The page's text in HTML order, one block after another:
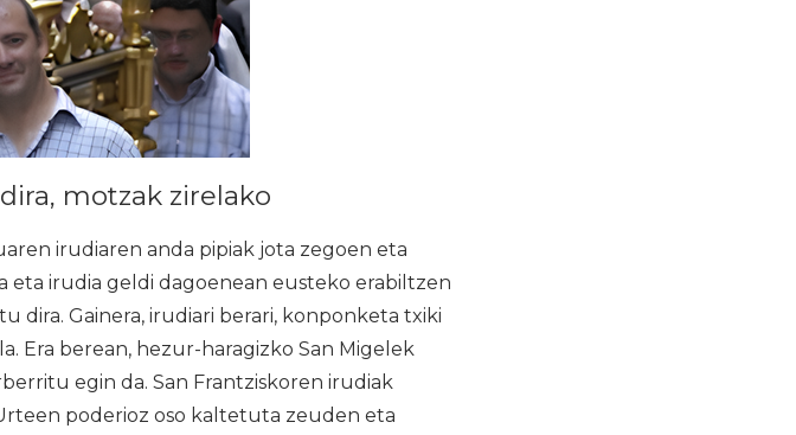
motzak zirelako
irudiaren anda pipiak jota zegoen eta
irudia geldi dagoenean eusteko erabiltzen
Gainera, irudiari berari, konponketa txiki
Era berean, hezur-haragizko San Migelek
egin da. San Frantziskoren irudiak
poderioz oso kaltetuta zeuden eta